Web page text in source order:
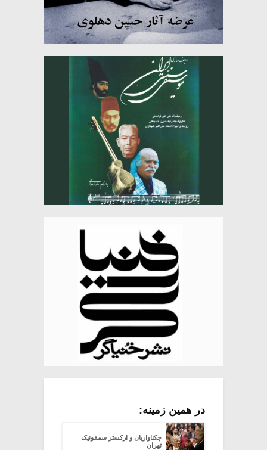
در همین زمینه:
چکناواریان و ارکستر سمفونیک
تهران